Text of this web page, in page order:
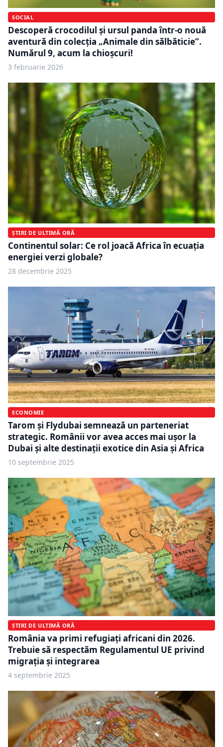
SOCIAL
Descoperă crocodilul și ursul panda într-o nouă
aventură din colecția „Animale din sălbăticie”.
Numărul 9, acum la chioșcuri!
3 februarie 2026
ȘTIRI DE ULTIMĂ ORĂ
Continentul solar: Ce rol joacă Africa în ecuația
energiei verzi globale?
28 decembrie 2025
ECONOMIE
Tarom și Flydubai semnează un parteneriat
strategic. Românii vor avea acces mai ușor la
Dubai și alte destinații exotice din Asia și Africa
10 septembrie 2025
ȘTIRI DE ULTIMĂ ORĂ
România va primi refugiați africani din 2026.
Trebuie să respectăm Regulamentul UE privind
migrația și integrarea
4 septembrie 2025